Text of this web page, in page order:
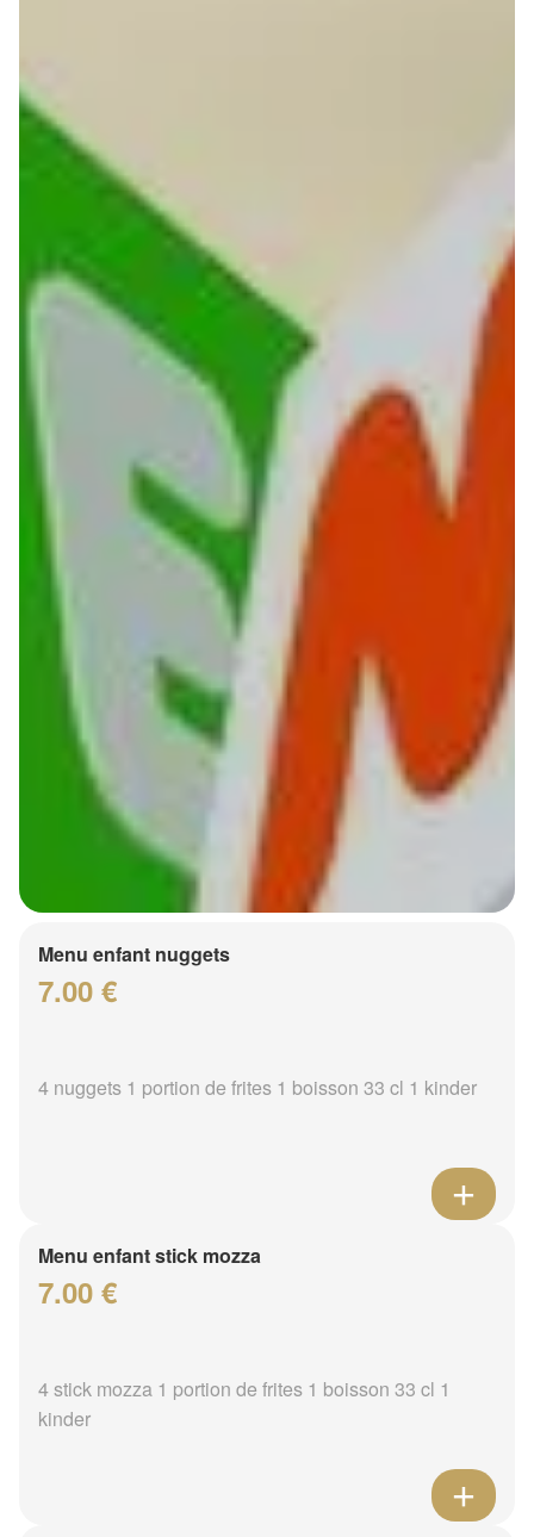
Menu enfant nuggets
7.00 €
4 nuggets 1 portion de frites 1 boisson 33 cl 1 kinder
Menu enfant stick mozza
7.00 €
4 stick mozza 1 portion de frites 1 boisson 33 cl 1
kinder